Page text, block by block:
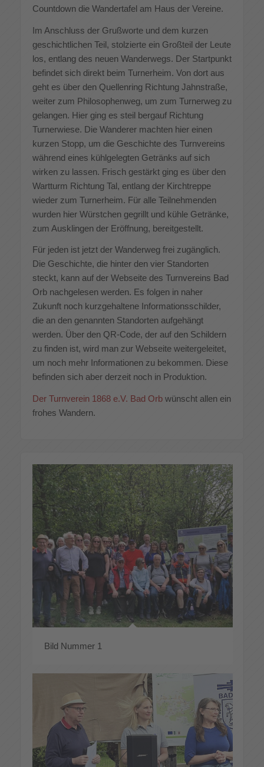
Countdown die Wandertafel am Haus der Vereine.
Im Anschluss der Grußworte und dem kurzen
geschichtlichen Teil, stolzierte ein Großteil der Leute
los, entlang des neuen Wanderwegs. Der Startpunkt
befindet sich direkt beim Turnerheim. Von dort aus
geht es über den Quellenring Richtung Jahnstraße,
weiter zum Philosophenweg, um zum Turnerweg zu
gelangen. Hier ging es steil bergauf Richtung
Turnerwiese. Die Wanderer machten hier einen
kurzen Stopp, um die Geschichte des Turnvereins
während eines kühlgelegten Getränks auf sich
wirken zu lassen. Frisch gestärkt ging es über den
Wartturm Richtung Tal, entlang der Kirchtreppe
wieder zum Turnerheim. Für alle Teilnehmenden
wurden hier Würstchen gegrillt und kühle Getränke,
zum Ausklingen der Eröffnung, bereitgestellt.
Für jeden ist jetzt der Wanderweg frei zugänglich.
Die Geschichte, die hinter den vier Standorten
steckt, kann auf der Webseite des Turnvereins Bad
Orb nachgelesen werden. Es folgen in naher
Zukunft noch kurzgehaltene Informationsschilder,
die an den genannten Standorten aufgehängt
werden. Über den QR-Code, der auf den Schildern
zu finden ist, wird man zur Webseite weitergeleitet,
um noch mehr Informationen zu bekommen. Diese
befinden sich aber derzeit noch in Produktion.
Der Turnverein 1868 e.V. Bad Orbwünscht allen ein
frohes Wandern.
Bild Nummer 1